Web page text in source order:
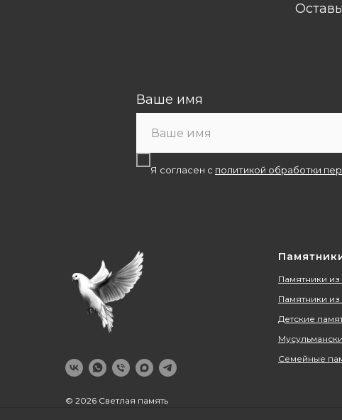
Ваше имя
Я согласен с политикой обработки
© 2026 Светлая память
Памятники из
Памятники
Детские
Семейные